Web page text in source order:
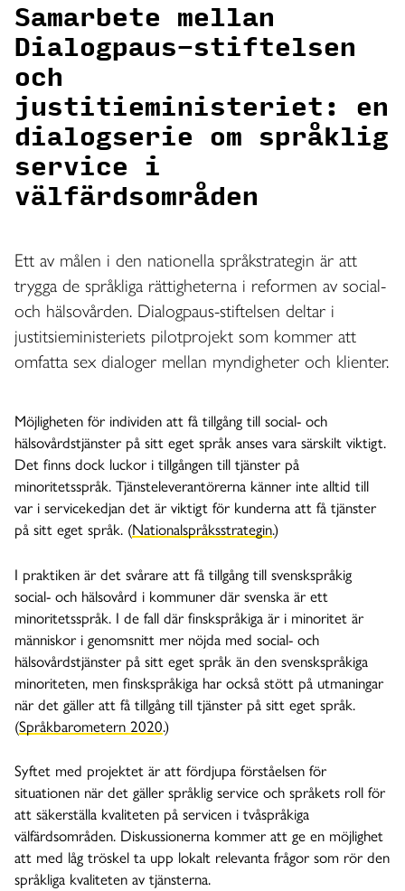
Samarbete mellan
Dialogpaus-stiftelsen
och
justitieministeriet: en
dialogserie om språklig
service i
välfärdsområden
Ett av målen i den nationella språkstrategin är att
trygga de språkliga rättigheterna i reformen av social-
och hälsovården. Dialogpaus-stiftelsen deltar i
justitsieministeriets pilotprojekt som kommer att
omfatta sex dialoger mellan myndigheter och klienter.
Möjligheten för individen att få tillgång till social- och
hälsovårdstjänster på sitt eget språk anses vara särskilt viktigt.
Det finns dock luckor i tillgången till tjänster på
minoritetsspråk. Tjänsteleverantörerna känner inte alltid till
var i servicekedjan det är viktigt för kunderna att få tjänster
på sitt eget språk. (Nationalspråksstrategin.)
I praktiken är det svårare att få tillgång till svenskspråkig
social- och hälsovård i kommuner där svenska är ett
minoritetsspråk. I de fall där finskspråkiga är i minoritet är
människor i genomsnitt mer nöjda med social- och
hälsovårdstjänster på sitt eget språk än den svenskspråkiga
minoriteten, men finskspråkiga har också stött på utmaningar
när det gäller att få tillgång till tjänster på sitt eget språk.
(Språkbarometern 2020.)
Syftet med projektet är att fördjupa förståelsen för
situationen när det gäller språklig service och språkets roll för
att säkerställa kvaliteten på servicen i tvåspråkiga
välfärdsområden. Diskussionerna kommer att ge en möjlighet
att med låg tröskel ta upp lokalt relevanta frågor som rör den
språkliga kvaliteten av tjänsterna.